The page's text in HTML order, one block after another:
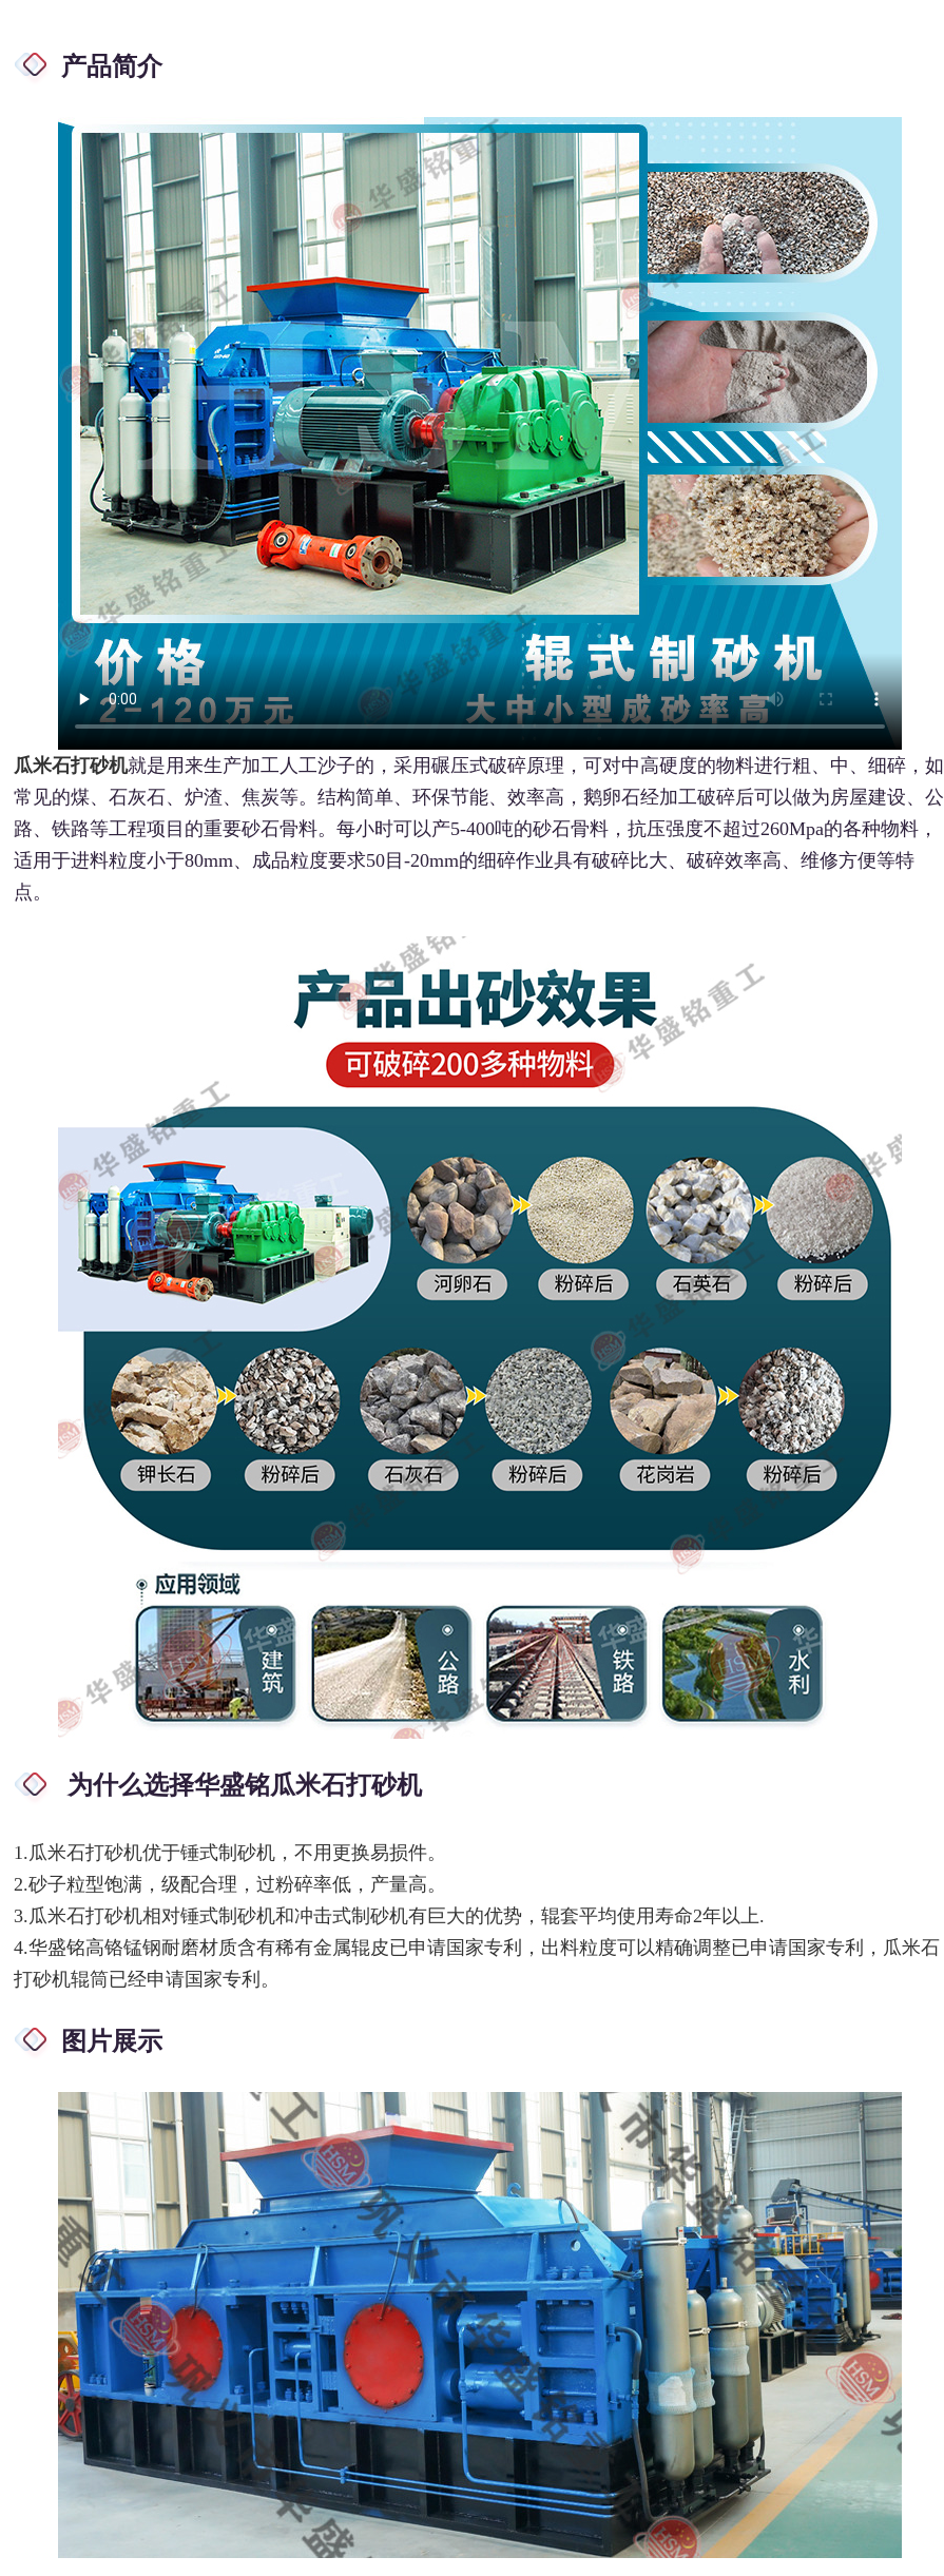
产品简介
瓜米石打砂机就是用来生产加工人工沙子的，采用碾压式破碎原理，可对中高硬度的物料进行粗、中、细碎，如
常见的煤、石灰石、炉渣、焦炭等。结构简单、环保节能、效率高，鹅卵石经加工破碎后可以做为房屋建设、公
路、铁路等工程项目的重要砂石骨料。每小时可以产5-400吨的砂石骨料，抗压强度不超过260Mpa的各种物料，
适用于进料粒度小于80mm、成品粒度要求50目-20mm的细碎作业具有破碎比大、破碎效率高、维修方便等特
点。
为什么选择华盛铭瓜米石打砂机
1.瓜米石打砂机优于锤式制砂机，不用更换易损件。
2.砂子粒型饱满，级配合理，过粉碎率低，产量高。
3.瓜米石打砂机相对锤式制砂机和冲击式制砂机有巨大的优势，辊套平均使用寿命2年以上.
4.华盛铭高铬锰钢耐磨材质含有稀有金属辊皮已申请国家专利，出料粒度可以精确调整已申请国家专利，瓜米石
打砂机辊筒已经申请国家专利。
图片展示